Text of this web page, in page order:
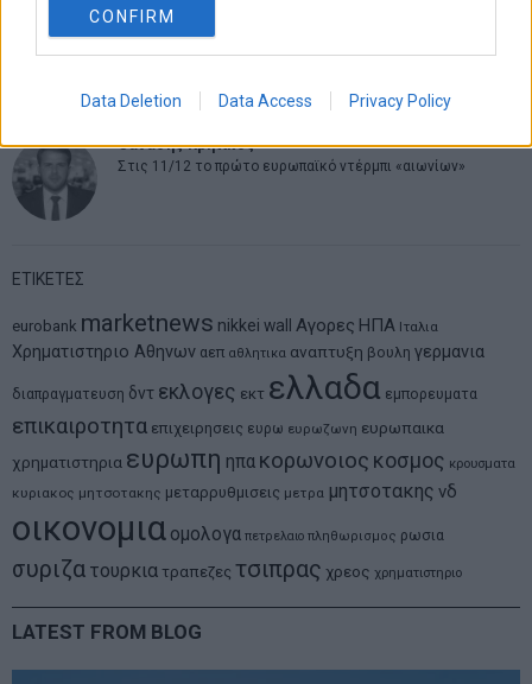
CONFIRM
Data Deletion Data Access Privacy Policy
Νικόλαος Φουρτζής
MIT Sloan: Οι AI-driven επιχειρήσεις διαμορφώνουν το νέο
Θανάσης Κρητικός
Στις 11/12 το πρώτο ευρωπαϊκό ντέρμπι «αιωνίων»
ΕΤΙΚΕΤΕΣ
eurobank marketnews nikkei wall Αγορες ΗΠΑ Ιταλια
Χρηματιστηριο Αθηνων αεπ αθλητικα αναπτυξη βουλη γερμανια
διαπραγματευση δντ εκλογες εκτ ελλαδα εμπορευματα
επικαιροτητα επιχειρησεις ευρω ευρωζωνη ευρωπαικα
χρηματιστηρια ευρωπη ηπα κορωνοιος κοσμος κρουσματα
κυριακος μητσοτακης μεταρρυθμισεις μετρα μητσοτακης νδ
οικονομια ομολογα πετρελαιο πληθωρισμος ρωσια
συριζα τουρκια τραπεζες τσιπρας χρεος χρηματιστηριο
LATEST FROM BLOG